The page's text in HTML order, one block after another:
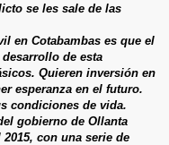
se les sale de las
en Cotabambas es que el
de esta
Quieren inversión en
esperanza en el futuro.
condiciones de vida.
gobierno de Ollanta
con una serie de